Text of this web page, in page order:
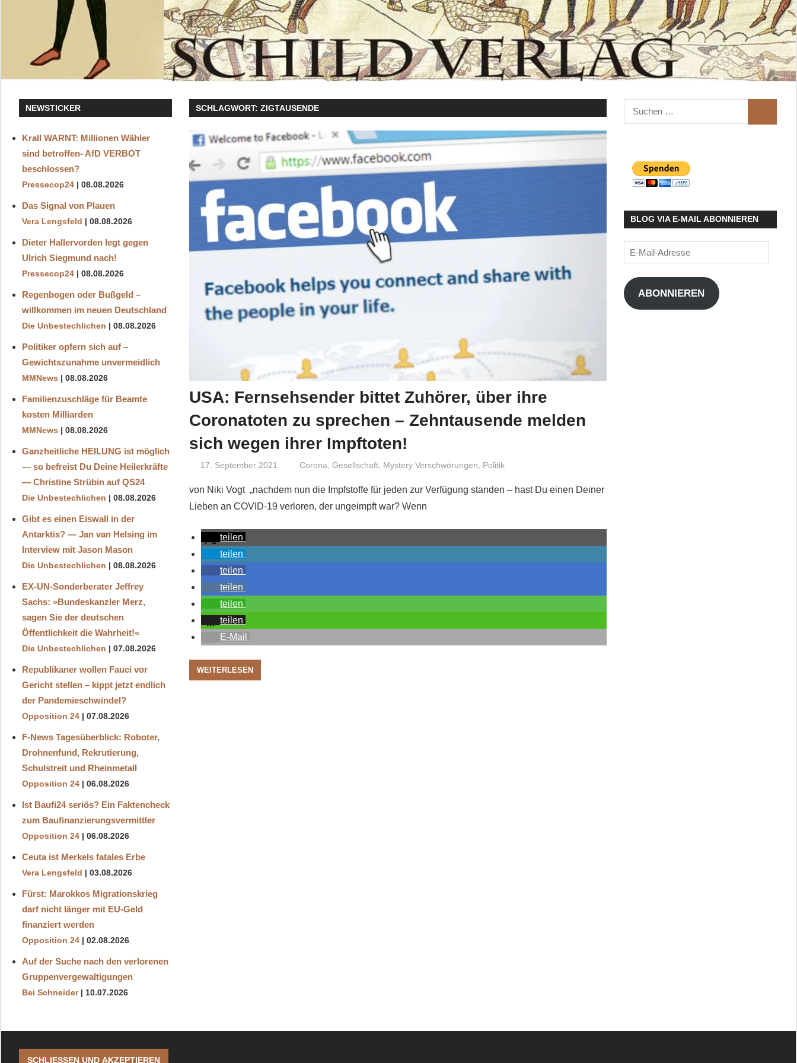
SCHLAGWORT:ZIGTAUSENDE
USA: Fernsehsender bittet Zuhörer, über ihre
Coronatoten zu sprechen – Zehntausende melden
sich wegen ihrer Impftoten!
17. September 2021 Niki Vogt
Corona Gesellschaft, Mystery Verschwörungen Politik
von Niki Vogt „nachdem nun die Impfstoffe für jeden zur Verfügung standen – hast Du einen Deiner
Lieben an COVID-19 verloren, der ungeimpft war? Wenn
teilen
teilen
teilen
teilen
teilen
teilen
E-Mail
WEITERLESEN
NEWSTICKER
Krall WARNT: Millionen Wähler
sind betroffen- AfD VERBOT
beschlossen?
Pressecop24 08.08.2026
Das Signal von Plauen
Vera Lengsfeld 08.08.2026
Dieter Hallervorden legt gegen
Ulrich Siegmund nach!
Pressecop24 08.08.2026
Regenbogen oder Bußgeld –
willkommen im neuen Deutschland
Die Unbestechlichen 08.08.2026
Politiker opfern sich auf –
Gewichtszunahme unvermeidlich
MMNews 08.08.2026
Familienzuschläge für Beamte
kosten Milliarden
MMNews 08.08.2026
Ganzheitliche HEILUNG ist möglich
— so befreist Du Deine Heilerkräfte
— Christine Strübin auf QS24
Die Unbestechlichen 08.08.2026
Gibt es einen Eiswall in der
Antarktis? — Jan van Helsing im
Interview mit Jason Mason
Die Unbestechlichen 08.08.2026
EX-UN-Sonderberater Jeffrey
Sachs: »Bundeskanzler Merz,
sagen Sie der deutschen
Öffentlichkeit die Wahrheit!«
Die Unbestechlichen 07.08.2026
Republikaner wollen Fauci vor
Gericht stellen – kippt jetzt endlich
der Pandemieschwindel?
Opposition 24 07.08.2026
F-News Tagesüberblick: Roboter,
Drohnenfund, Rekrutierung,
Schulstreit und Rheinmetall
Opposition 24 06.08.2026
Ist Baufi24 seriös? Ein Faktencheck
zum Baufinanzierungsvermittler
Opposition 24 06.08.2026
Ceuta ist Merkels fatales Erbe
Vera Lengsfeld 03.08.2026
Fürst: Marokkos Migrationskrieg
darf nicht länger mit EU-Geld
finanziert werden
Opposition 24 02.08.2026
Auf der Suche nach den verlorenen
Gruppenvergewaltigungen
Bei Schneider 10.07.2026
Suchen
nach:
BLOG VIA E-MAIL ABONNIEREN
E-
Mail-
Adresse
ABONNIEREN